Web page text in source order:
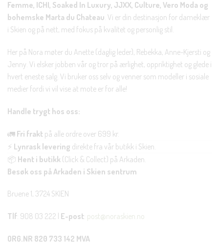
Femme, ICHI, Soaked In Luxury, JJXX, Culture, Vero Moda og
bohemske Marta du Chateau. Vi er din destinasjon for dameklær
i Skien og på nett, med fokus på kvalitet og personlig stil.
Her på Nora møter du Anette (daglig leder), Rebekka, Anne-Kjersti og
Jenny. Vi elsker jobben vår og tror på ærlighet, oppriktighet og glede i
hvert eneste salg. Vi bruker oss selv og venner som modeller i sosiale
medier fordi vi vil vise at mote er for alle!
Handle trygt hos oss:
🚛 Fri frakt på alle ordre over 699 kr.
⚡ Lynrask levering direkte fra vår butikk i Skien.
📦 Hent i butikk (Click & Collect) på Arkaden.
Besøk oss på Arkaden i Skien sentrum
Bruene 1, 3724 SKIEN
Tlf: 908 03 222 | E-post: post@noraskien.no
ORG.NR 820 733 142 MVA